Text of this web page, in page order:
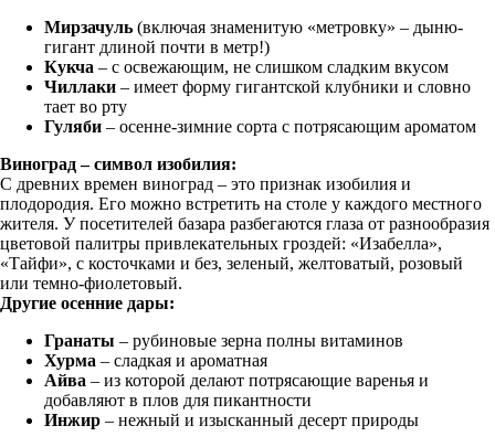
Мирзачуль (включая знаменитую «метровку» – дыню-
гигант длиной почти в метр!)
Кукча – с освежающим, не слишком сладким вкусом
Чиллаки – имеет форму гигантской клубники и словно
тает во рту
Гуляби – осенне-зимние сорта с потрясающим ароматом
Виноград – символ изобилия:
С древних времен виноград – это признак изобилия и
плодородия. Его можно встретить на столе у каждого местного
жителя. У посетителей базара разбегаются глаза от разнообразия
цветовой палитры привлекательных гроздей: «Изабелла»,
«Тайфи», с косточками и без, зеленый, желтоватый, розовый
или темно-фиолетовый.
Другие осенние дары:
Гранаты – рубиновые зерна полны витаминов
Хурма – сладкая и ароматная
Айва – из которой делают потрясающие варенья и
добавляют в плов для пикантности
Инжир – нежный и изысканный десерт природы